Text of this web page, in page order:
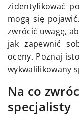
zidentyfikować
mogą się
zwrócić uwagę,
jak zapewnić
oceny. Poznaj
wykwalifikowany
Na co
specjalisty